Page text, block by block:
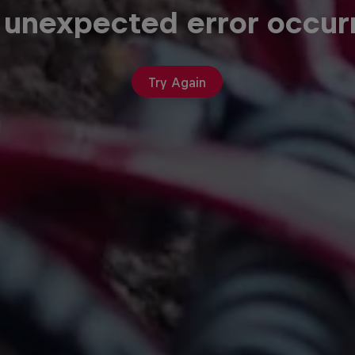
error
Try Again